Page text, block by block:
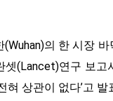
의 한 시장
(Lancet)연구 보고
상관이 없다’고